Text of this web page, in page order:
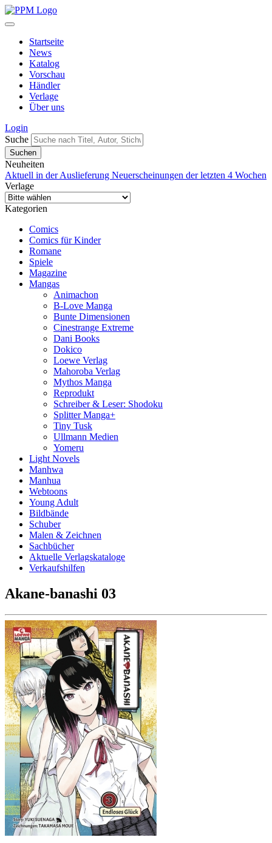
Startseite
News
Katalog
Vorschau
Händler
Verlage
Über uns
Login
Suche
Neuheiten
Aktuell in der Auslieferung Neuerscheinungen der letzten 4 Wochen
Verlage
Kategorien
Comics
Comics für Kinder
Romane
Spiele
Magazine
Mangas
Animachon
B-Love Manga
Bunte Dimensionen
Cinestrange Extreme
Dani Books
Dokico
Loewe Verlag
Mahoroba Verlag
Mythos Manga
Reprodukt
Schreiber & Leser: Shodoku
Splitter Manga+
Tiny Tusk
Ullmann Medien
Yomeru
Light Novels
Manhwa
Manhua
Webtoons
Young Adult
Bildbände
Schuber
Malen & Zeichnen
Sachbücher
Aktuelle Verlagskataloge
Verkaufshilfen
Akane-banashi 03